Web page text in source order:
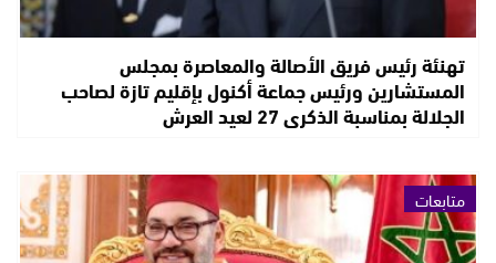
تهنئة رئيس فريق الأصالة والمعاصرة بمجلس
المستشارين ورئيس جماعة أكنول بإقليم تازة لصاحب
الجلالة بمناسبة الذكرى 27 لعيد العرش
متابعات